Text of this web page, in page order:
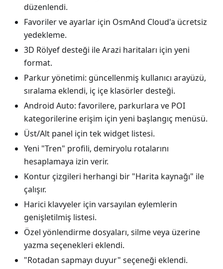
düzenlendi.
Favoriler ve ayarlar için OsmAnd Cloud'a ücretsiz
yedekleme.
3D Rölyef desteği ile Arazi haritaları için yeni
format.
Parkur yönetimi: güncellenmiş kullanıcı arayüzü,
sıralama eklendi, iç içe klasörler desteği.
Android Auto: favorilere, parkurlara ve POI
kategorilerine erişim için yeni başlangıç menüsü.
Üst/Alt panel için tek widget listesi.
Yeni "Tren" profili, demiryolu rotalarını
hesaplamaya izin verir.
Kontur çizgileri herhangi bir "Harita kaynağı" ile
çalışır.
Harici klavyeler için varsayılan eylemlerin
genişletilmiş listesi.
Özel yönlendirme dosyaları, silme veya üzerine
yazma seçenekleri eklendi.
"Rotadan sapmayı duyur" seçeneği eklendi.